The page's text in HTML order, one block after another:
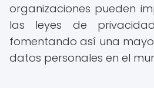
organizaciones pueden
las leyes de
fomentando así una
datos personales en el